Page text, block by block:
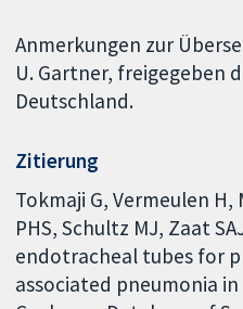
Anmerkungen zur
U. Gartner, freigegeben
Deutschland.
Zitierung
Tokmaji G, Vermeulen H,
PHS, Schultz MJ, Zaat
endotracheal tubes for
associated pneumonia